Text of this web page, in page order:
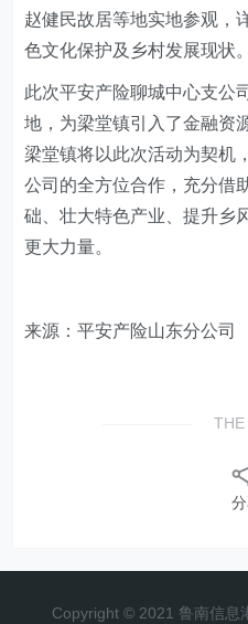
赵健民故居等地实地参观，
色文化保护及乡村发展现状。
此次平安产险聊城中心支公
地，为梁堂镇引入了金融资
梁堂镇将以此次活动为契机
公司 的全方位合作，充分借
础、壮大特色产业、提升乡
更大力量。
来源：平安产险山东分公司
THE
Copyright © 2021 鲁南信息